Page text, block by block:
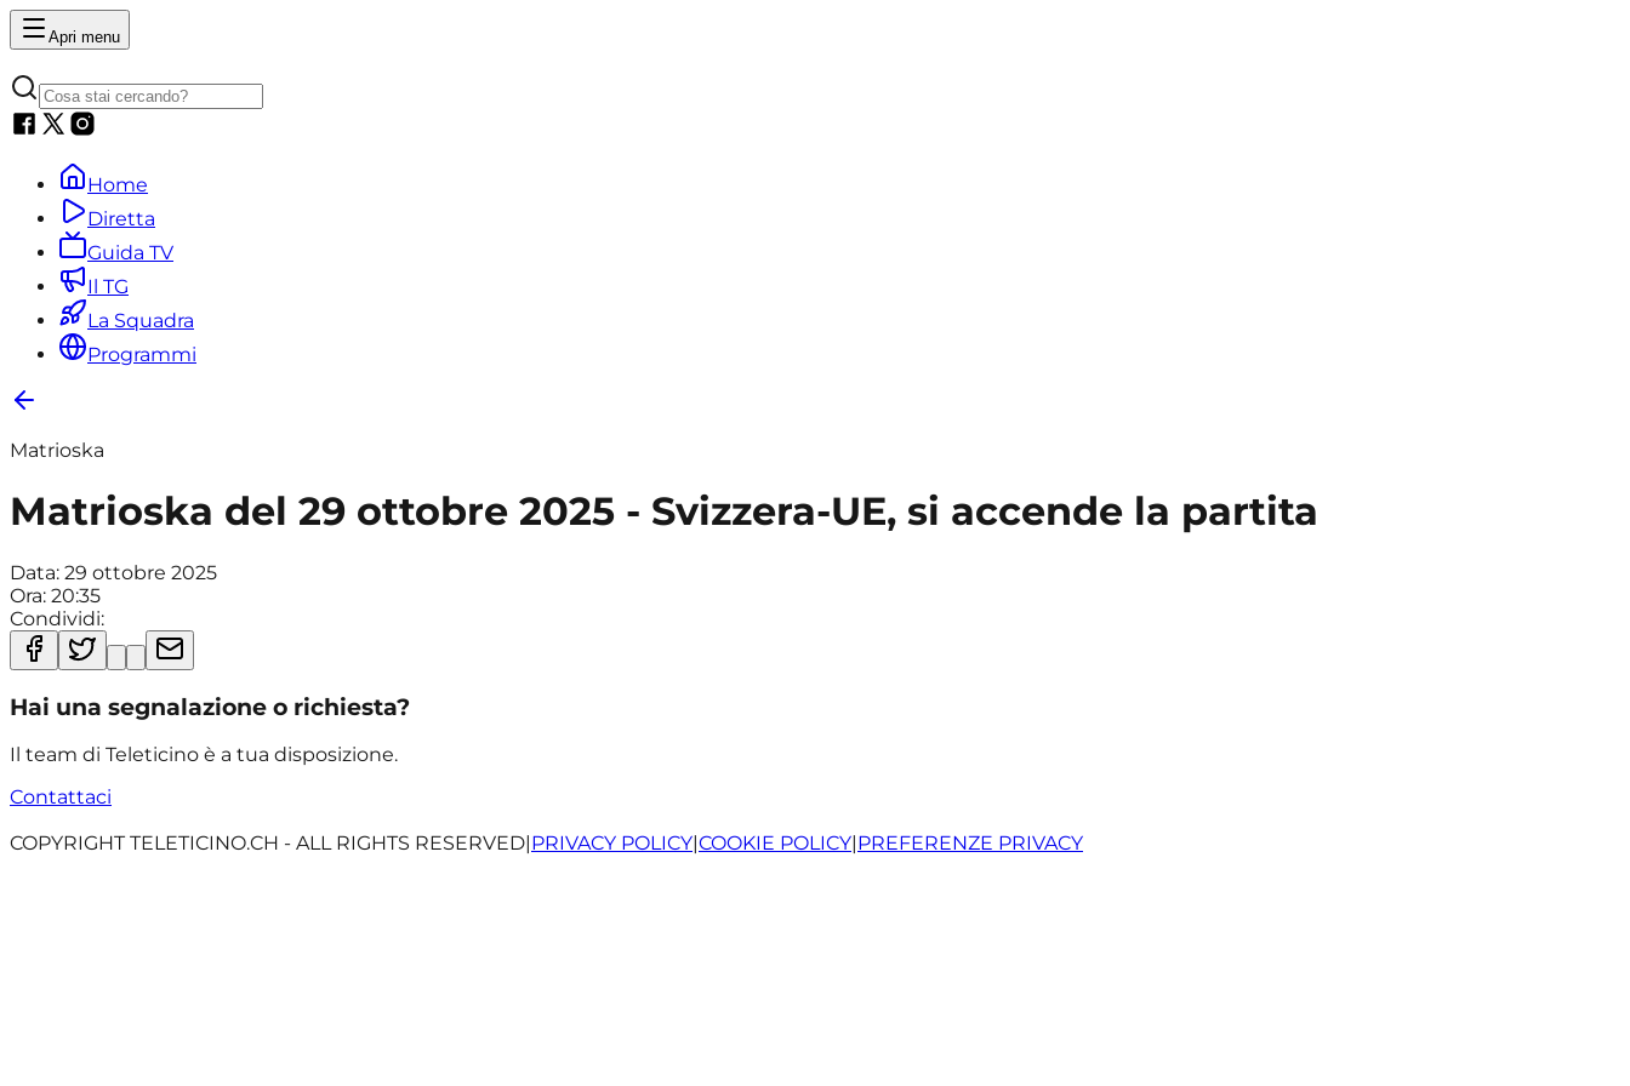
Apri menu
Home
Diretta
Guida TV
Il TG
La Squadra
Programmi
Matrioska
Matrioska del 29 ottobre 2025 - Svizzera-UE, si accende la partita
Data: 29 ottobre 2025
Ora: 20:35
Condividi:
Hai una segnalazione o richiesta?
Il team di Teleticino è a tua disposizione.
Contattaci
COPYRIGHT TELETICINO.CH - ALL RIGHTS RESERVED|PRIVACY POLICY|COOKIE POLICY|PREFERENZE PRIVACY